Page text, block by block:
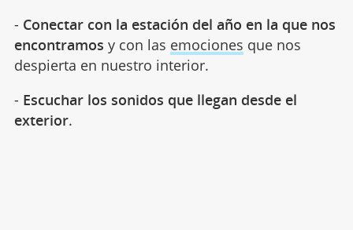
- Conectar con la estación del año en la que nos
encontramos y con las emociones que nos
despierta en nuestro interior.
- Escuchar los sonidos que llegan desde el
exterior.